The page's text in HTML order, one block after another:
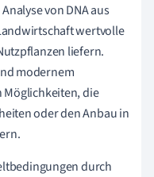
von DNA aus
wertvolle
liefern.
modernem
Möglichkeiten, die
oder den Anbau in
durch